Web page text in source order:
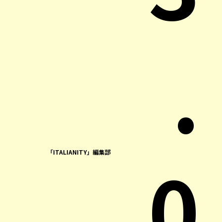
「ITALIANITY」編集部
.